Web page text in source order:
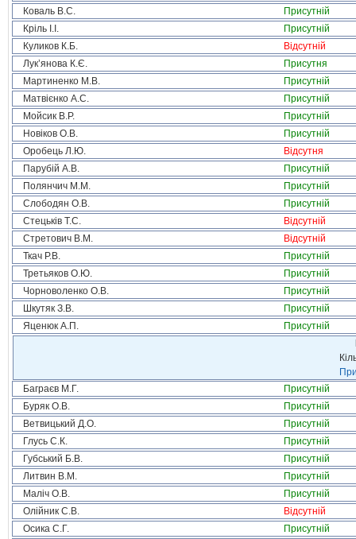
Коваль В.С.
Присутній
Кріль І.І.
Присутній
Куликов К.Б.
Відсутній
Лук’янова К.Є.
Присутня
Мартиненко М.В.
Присутній
Матвієнко А.С.
Присутній
Мойсик В.Р.
Присутній
Новіков О.В.
Присутній
Оробець Л.Ю.
Відсутня
Парубій А.В.
Присутній
Полянчич М.М.
Присутній
Слободян О.В.
Присутній
Стецьків Т.С.
Відсутній
Стретович В.М.
Відсутній
Ткач Р.В.
Присутній
Третьяков О.Ю.
Присутній
Чорноволенко О.В.
Присутній
Шкутяк З.В.
Присутній
Яценюк А.П.
Присутній
Баграєв М.Г.
Присутній
Буряк О.В.
Присутній
Ветвицький Д.О.
Присутній
Глусь С.К.
Присутній
Губський Б.В.
Присутній
Литвин В.М.
Присутній
Маліч О.В.
Присутній
Олійник С.В.
Відсутній
Осика С.Г.
Присутній